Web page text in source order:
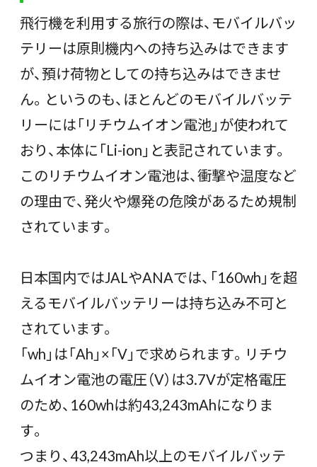
飛行機を利用する旅行の際は、モバイルバッ
テリーは原則機内への持ち込みはできます
が、預け荷物としての持ち込みはできませ
ん。というのも、ほとんどのモバイルバッテ
リーには「リチウムイオン電池」が使われて
おり、本体に「Li-ion」と表記されています。
このリチウムイオン電池は、衝撃や温度など
の理由で、発火や爆発の危険があるため規制
されています。
日本国内ではJALやANAでは、「160wh」を超
えるモバイルバッテリーは持ち込み不可と
されています。
「wh」は「Ah」×「V」で求められます。リチウ
ムイオン電池の電圧（V）は3.7Vが定格電圧
のため、160whは約43,243mAhになりま
す。
つまり、43,243mAh以上のモバイルバッテ